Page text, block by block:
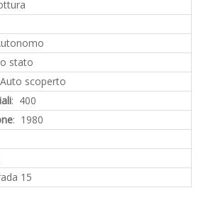
stato
scoperto
: 400
: 1980
15